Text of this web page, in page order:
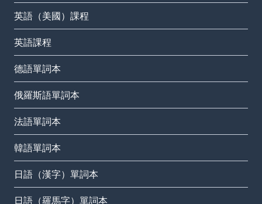
英語（美國）課程
英語課程
德語單詞本
俄羅斯語單詞本
法語單詞本
韓語單詞本
日語（漢字）單詞本
日語（羅馬字）單詞本